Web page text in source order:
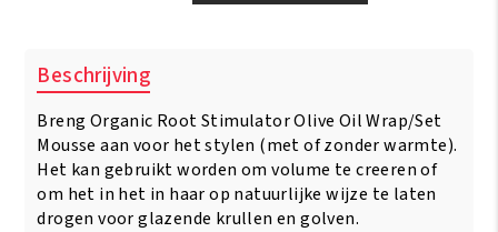
Set
Mousse
7oz/207
ml
aantal
Beschrijving
Breng Organic Root Stimulator Olive Oil Wrap/Set
Mousse aan voor het stylen (met of zonder warmte).
Het kan gebruikt worden om volume te creeren of
om het in het in haar op natuurlijke wijze te laten
drogen voor glazende krullen en golven.